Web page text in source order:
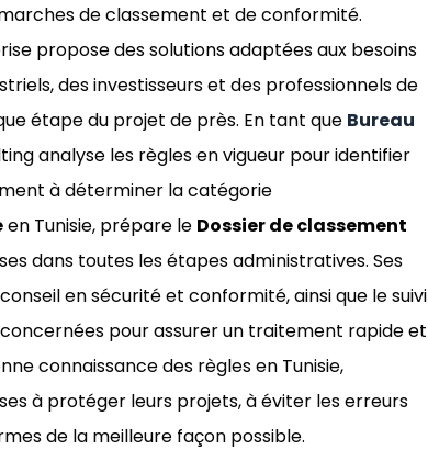
de classement et de conformité.
propose des solutions adaptées aux besoins
des investisseurs et des professionnels de
étape du projet de près. En tant que Bureau
analyse les règles en vigueur pour identifier
à déterminer la catégorie
en Tunisie, prépare le Dossier de classement
dans toutes les étapes administratives. Ses
en sécurité et conformité, ainsi que le suivi
pour assurer un traitement rapide et
connaissance des règles en Tunisie,
à protéger leurs projets, à éviter les erreurs
de la meilleure façon possible.